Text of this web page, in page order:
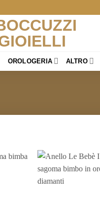
OROLOGERIA ALTRO